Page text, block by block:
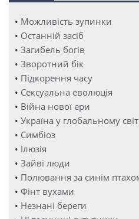
• Можливість зупинки
• Останній засіб
• Загибель богів
• Зворотний бік
• Підкорення часу
• Сексуальна еволюція
• Війна нової ери
• Україна у глобальному
• Симбіоз
• Ілюзія
• Зайві люди
• Полювання за синім
• Фінт вухами
• Незнані береги